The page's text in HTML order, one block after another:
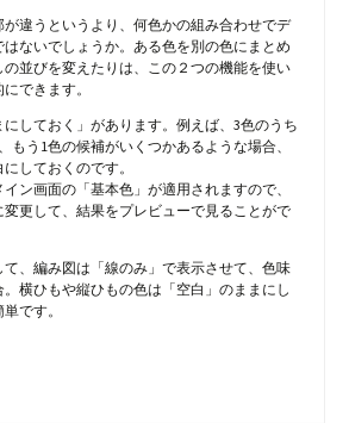
違うというより、何色かの組み合わせでデ
ないでしょうか。ある色を別の色にまとめ
並びを変えたりは、この２つの機能を使い
できます。
しておく」があります。例えば、3色のうち
もう1色の候補がいくつかあるような場合、
しておくのです。
ン画面の「基本色」が適用されますので、
変更して、結果をプレビューで見ることがで
、編み図は「線のみ」で表示させて、色味
横ひもや縦ひもの色は「空白」のままにし
です。